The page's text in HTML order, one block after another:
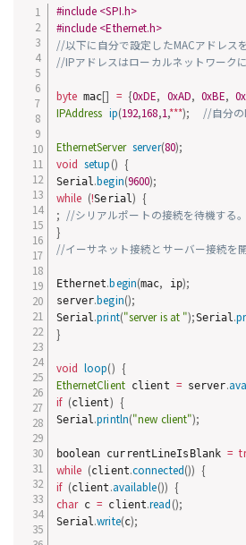
#include <SPI.h>
#include <Ethernet.h>
//以下に自分で設定したMACアドレス
//IPアドレスはローカルネットワーク
byte mac[] = {0xDE, 0xAD, 0xBE,
IPAddress ip(192,168,1,***); //自分の
EthernetServer server(80);
void setup() {
Serial.begin(9600);
while (!Serial) {
; //シリアルポートの接続を待機する
}
//イーサネット接続とサーバー接続を開
Ethernet.begin(mac, ip);
server.begin();
Serial.print("server is at ");Serial.
}
void loop() {
EthernetClient client = server.
if (client) {
Serial.println("new client");
boolean currentLineIsBlank =
while (client.connected()) {
if (client .available()) {
char c = client.read();
Serial.write(c);